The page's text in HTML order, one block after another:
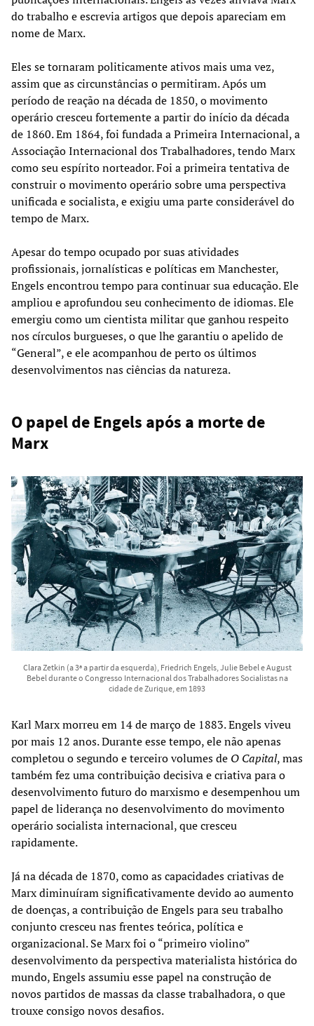
do trabalho e escrevia artigos que depois apareciam em
nome de Marx.
Eles se tornaram politicamente ativos mais uma vez,
assim que as circunstâncias o permitiram. Após um
período de reação na década de 1850, o movimento
operário cresceu fortemente a partir do início da década
de 1860. Em 1864, foi fundada a Primeira Internacional, a
Associação Internacional dos Trabalhadores, tendo Marx
como seu espírito norteador. Foi a primeira tentativa de
construir o movimento operário sobre uma perspectiva
unificada e socialista, e exigiu uma parte considerável do
tempo de Marx.
Apesar do tempo ocupado por suas atividades
profissionais, jornalísticas e políticas em Manchester,
Engels encontrou tempo para continuar sua educação. Ele
ampliou e aprofundou seu conhecimento de idiomas. Ele
emergiu como um cientista militar que ganhou respeito
nos círculos burgueses, o que lhe garantiu o apelido de
“General”, e ele acompanhou de perto os últimos
desenvolvimentos nas ciências da natureza.
O papel de Engels após a morte de
Marx
Clara Zetkin (a 3ª a partir da esquerda), Friedrich Engels, Julie Bebel e August
Bebel durante o Congresso Internacional dos Trabalhadores Socialistas na
cidade de Zurique, em 1893
Karl Marx morreu em 14 de março de 1883. Engels viveu
por mais 12 anos. Durante esse tempo, ele não apenas
completou o segundo e terceiro volumes de O Capital, mas
também fez uma contribuição decisiva e criativa para o
desenvolvimento futuro do marxismo e desempenhou um
papel de liderança no desenvolvimento do movimento
operário socialista internacional, que cresceu
rapidamente.
Já na década de 1870, como as capacidades criativas de
Marx diminuíram significativamente devido ao aumento
de doenças, a contribuição de Engels para seu trabalho
conjunto cresceu nas frentes teórica, política e
organizacional. Se Marx foi o “primeiro violino”
desenvolvimento da perspectiva materialista histórica do
mundo, Engels assumiu esse papel na construção de
novos partidos de massas da classe trabalhadora, o que
trouxe consigo novos desafios.